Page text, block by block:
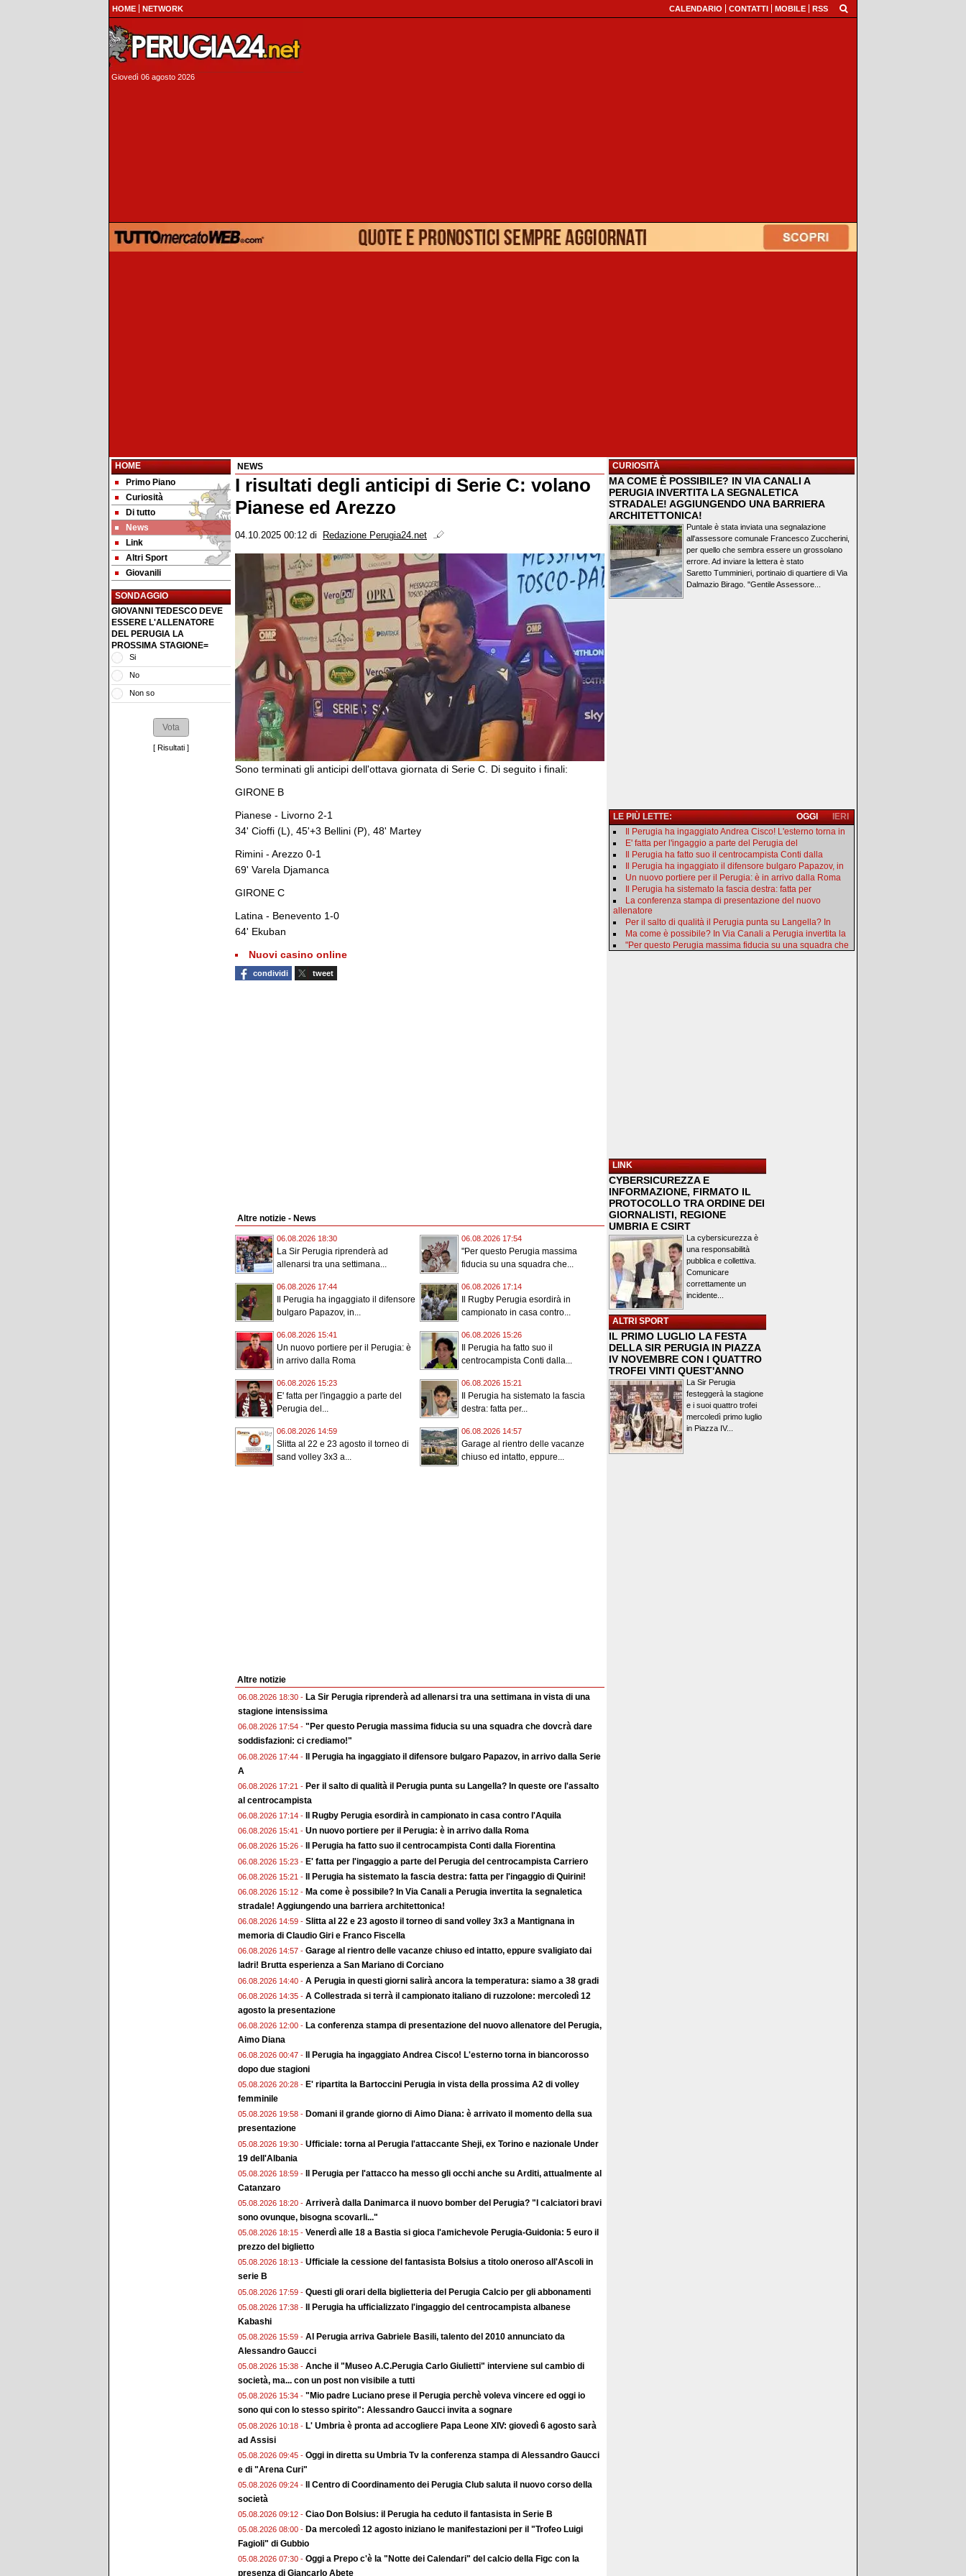
HOME NETWORK CALENDARIO CONTATTI MOBILE RSS
Giovedì 06 agosto 2026
HOME
Primo Piano
Curiosità
Di tutto
News
Link
Altri Sport
Giovanili
SONDAGGIO
GIOVANNI TEDESCO DEVE
ESSERE L'ALLENATORE
DEL PERUGIA LA
PROSSIMA STAGIONE=
Si
No
Non so
[ Risultati ]
NEWS
I risultati degli anticipi di Serie C: volano
Pianese ed Arezzo
04.10.2025 00:12 di Redazione Perugia24.net
Sono terminati gli anticipi dell'ottava giornata di Serie C. Di seguito i finali:
GIRONE B
Pianese - Livorno 2-1
34' Cioffi (L), 45'+3 Bellini (P), 48' Martey
Rimini - Arezzo 0-1
69' Varela Djamanca
GIRONE C
Latina - Benevento 1-0
64' Ekuban
Nuovi casino online
condividi tweet
Altre notizie - News
06.08.2026 18:30
La Sir Perugia riprenderà ad
allenarsi tra una settimana...
06.08.2026 17:54
"Per questo Perugia massima
fiducia su una squadra che...
06.08.2026 17:44
Il Perugia ha ingaggiato il difensore
bulgaro Papazov, in...
06.08.2026 17:14
Il Rugby Perugia esordirà in
campionato in casa contro...
06.08.2026 15:41
Un nuovo portiere per il Perugia: è
in arrivo dalla Roma
06.08.2026 15:26
Il Perugia ha fatto suo il
centrocampista Conti dalla...
06.08.2026 15:23
E' fatta per l'ingaggio a parte del
Perugia del...
06.08.2026 15:21
Il Perugia ha sistemato la fascia
destra: fatta per...
06.08.2026 14:59
Slitta al 22 e 23 agosto il torneo di
sand volley 3x3 a...
06.08.2026 14:57
Garage al rientro delle vacanze
chiuso ed intatto, eppure...
Altre notizie
06.08.2026 18:30 - La Sir Perugia riprenderà ad allenarsi tra una settimana in vista di una
stagione intensissima
06.08.2026 17:54 - "Per questo Perugia massima fiducia su una squadra che dovcrà dare
soddisfazioni: ci crediamo!"
06.08.2026 17:44 - Il Perugia ha ingaggiato il difensore bulgaro Papazov, in arrivo dalla Serie
A
06.08.2026 17:21 - Per il salto di qualità il Perugia punta su Langella? In queste ore l'assalto
al centrocampista
06.08.2026 17:14 - Il Rugby Perugia esordirà in campionato in casa contro l'Aquila
06.08.2026 15:41 - Un nuovo portiere per il Perugia: è in arrivo dalla Roma
06.08.2026 15:26 - Il Perugia ha fatto suo il centrocampista Conti dalla Fiorentina
06.08.2026 15:23 - E' fatta per l'ingaggio a parte del Perugia del centrocampista Carriero
06.08.2026 15:21 - Il Perugia ha sistemato la fascia destra: fatta per l'ingaggio di Quirini!
06.08.2026 15:12 - Ma come è possibile? In Via Canali a Perugia invertita la segnaletica
stradale! Aggiungendo una barriera architettonica!
06.08.2026 14:59 - Slitta al 22 e 23 agosto il torneo di sand volley 3x3 a Mantignana in
memoria di Claudio Giri e Franco Fiscella
06.08.2026 14:57 - Garage al rientro delle vacanze chiuso ed intatto, eppure svaligiato dai
ladri! Brutta esperienza a San Mariano di Corciano
06.08.2026 14:40 - A Perugia in questi giorni salirà ancora la temperatura: siamo a 38 gradi
06.08.2026 14:35 - A Collestrada si terrà il campionato italiano di ruzzolone: mercoledì 12
agosto la presentazione
06.08.2026 12:00 - La conferenza stampa di presentazione del nuovo allenatore del Perugia,
Aimo Diana
06.08.2026 00:47 -
Il Perugia ha ingaggiato Andrea Cisco! L'esterno torna in biancorosso
dopo due stagioni
05.08.2026 20:28 - E' ripartita la Bartoccini Perugia in vista della prossima A2 di volley
femminile
05.08.2026 19:58 - Domani il grande giorno di Aimo Diana: è arrivato il momento della sua
presentazione
05.08.2026 19:30 - Ufficiale: torna al Perugia l'attaccante Sheji, ex Torino e nazionale Under
19 dell'Albania
05.08.2026 18:59 - Il Perugia per l'attacco ha messo gli occhi anche su Arditi, attualmente al
Catanzaro
05.08.2026 18:20 - Arriverà dalla Danimarca il nuovo bomber del Perugia? "I calciatori bravi
sono ovunque, bisogna scovarli..."
05.08.2026 18:15 - Venerdì alle 18 a Bastia si gioca l'amichevole Perugia-Guidonia: 5 euro il
prezzo del biglietto
05.08.2026 18:13 - Ufficiale la cessione del fantasista Bolsius a titolo oneroso all'Ascoli in
serie B
05.08.2026 17:59 - Questi gli orari della biglietteria del Perugia Calcio per gli abbonamenti
05.08.2026 17:38 - Il Perugia ha ufficializzato l'ingaggio del centrocampista albanese
Kabashi
05.08.2026 15:59 - Al Perugia arriva Gabriele Basili, talento del 2010 annunciato da
Alessandro Gaucci
05.08.2026 15:38 - Anche il "Museo A.C.Perugia Carlo Giulietti" interviene sul cambio di
società, ma... con un post non visibile a tutti
05.08.2026 15:34 - "Mio padre Luciano prese il Perugia perchè voleva vincere ed oggi io
sono qui con lo stesso spirito": Alessandro Gaucci invita a sognare
05.08.2026 10:18 - L' Umbria è pronta ad accogliere Papa Leone XIV: giovedì 6 agosto sarà
ad Assisi
05.08.2026 09:45 - Oggi in diretta su Umbria Tv la conferenza stampa di Alessandro Gaucci
e di "Arena Curi"
05.08.2026 09:24 -
Il Centro di Coordinamento dei Perugia Club saluta il nuovo corso della
società
05.08.2026 09:12 - Ciao Don Bolsius: il Perugia ha ceduto il fantasista in Serie B
05.08.2026 08:00 - Da mercoledì 12 agosto iniziano le manifestazioni per il "Trofeo Luigi
Fagioli" di Gubbio
05.08.2026 07:30 - Oggi a Prepo c'è la "Notte dei Calendari" del calcio della Figc con la
presenza di Giancarlo Abete
CURIOSITÀ
MA COME È POSSIBILE? IN VIA CANALI A
PERUGIA INVERTITA LA SEGNALETICA
STRADALE! AGGIUNGENDO UNA BARRIERA
ARCHITETTONICA!
Puntale è stata inviata una segnalazione
all'assessore comunale Francesco Zuccherini,
per quello che sembra essere un grossolano
errore. Ad inviare la lettera è stato
Saretto Tumminieri, portinaio di quartiere di Via
Dalmazio Birago. "Gentile Assessore...
LE PIÙ LETTE: IERI
OGGI
Il Perugia ha ingaggiato Andrea Cisco! L'esterno torna in
E' fatta per l'ingaggio a parte del Perugia del
Il Perugia ha fatto suo il centrocampista Conti dalla
Il Perugia ha ingaggiato il difensore bulgaro Papazov, in
Un nuovo portiere per il Perugia: è in arrivo dalla Roma
Il Perugia ha sistemato la fascia destra: fatta per
La conferenza stampa di presentazione del nuovo
allenatore
Per il salto di qualità il Perugia punta su Langella? In
Ma come è possibile? In Via Canali a Perugia invertita la
"Per questo Perugia massima fiducia su una squadra che
LINK
CYBERSICUREZZA E
INFORMAZIONE, FIRMATO IL
PROTOCOLLO TRA ORDINE DEI
GIORNALISTI, REGIONE
UMBRIA E CSIRT
La cybersicurezza è
una responsabilità
pubblica e collettiva.
Comunicare
correttamente un
incidente...
ALTRI SPORT
IL PRIMO LUGLIO LA FESTA
DELLA SIR PERUGIA IN PIAZZA
IV NOVEMBRE CON I QUATTRO
TROFEI VINTI QUEST'ANNO
La Sir Perugia
festeggerà la stagione
e i suoi quattro trofei
mercoledì primo luglio
in Piazza IV...